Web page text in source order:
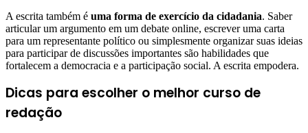
A escrita também é uma forma de exercício da cidadania. Saber
articular um argumento em um debate online, escrever uma carta
para um representante político ou simplesmente organizar suas ideias
para participar de discussões importantes são habilidades que
fortalecem a democracia e a participação social. A escrita empodera.
Dicas para escolher o melhor curso de
redação